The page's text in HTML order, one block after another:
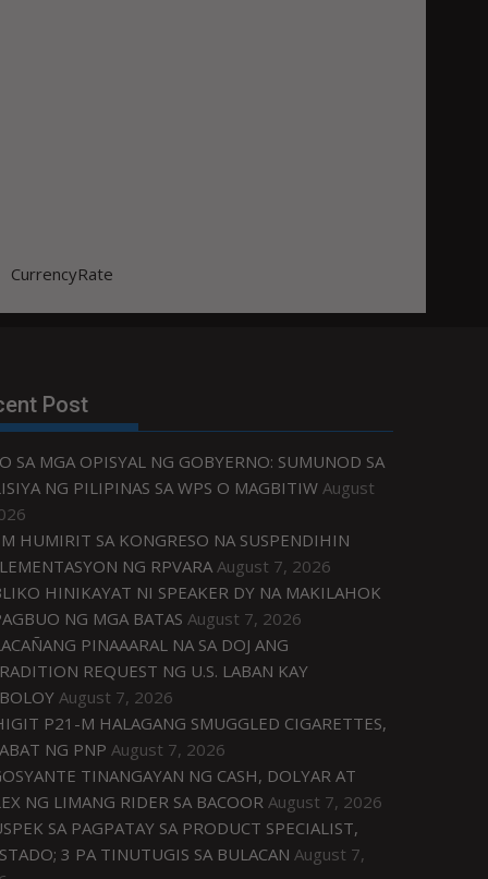
CurrencyRate
Post
SA MGA OPISYAL NG GOBYERNO: SUMUNOD SA
NG PILIPINAS SA WPS O MAGBITIW August
HUMIRIT SA KONGRESO NA SUSPENDIHIN
NG RPVARA August 7, 2026
HINIKAYAT NI SPEAKER DY NA MAKILAHOK
NG MGA BATAS August 7, 2026
PINAAARAL NA SA DOJ ANG
REQUEST NG U.S. LABAN KAY
August 7, 2026
P21-M HALAGANG SMUGGLED CIGARETTES,
NG PNP August 7, 2026
TINANGAYAN NG CASH, DOLYAR AT
NG LIMANG RIDER SA BACOOR August 7, 2026
SA PAGPATAY SA PRODUCT SPECIALIST,
3 PA TINUTUGIS SA BULACAN August 7,